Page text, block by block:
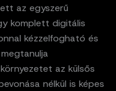
az egyszerű
komplett digitális
kézzelfogható és
az külsős
nélkül is képes